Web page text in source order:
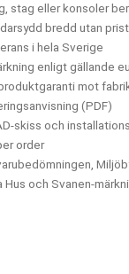
stag eller konsoler
bredd utan
i hela Sverige
enligt gällande
mot
(PDF)
skiss och
order
Hus och Svanen-